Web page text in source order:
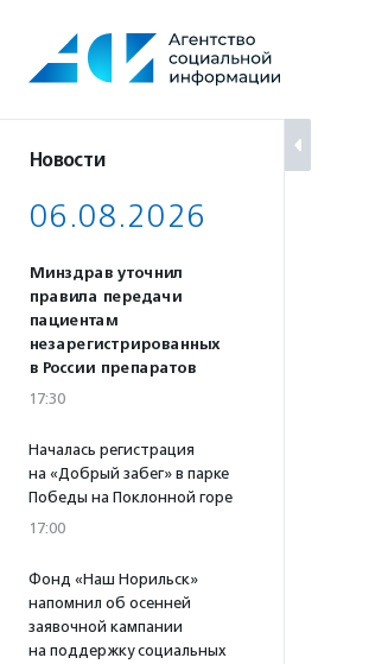
содержанию
Новости
06.08.2026
Минздрав уточнил
правила передачи
пациентам
незарегистрированных
в России препаратов
17:30
Началась регистрация
на «Добрый забег» в парке
Победы на Поклонной горе
17:00
Фонд «Наш Норильск»
напомнил об осенней
заявочной кампании
на поддержку социальных